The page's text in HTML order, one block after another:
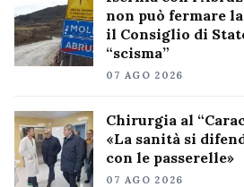
non può fermare
il Consiglio di
“scisma”
07 AGO 2026
Chirurgia al
«La sanità si
con le passerelle»
07 AGO 2026